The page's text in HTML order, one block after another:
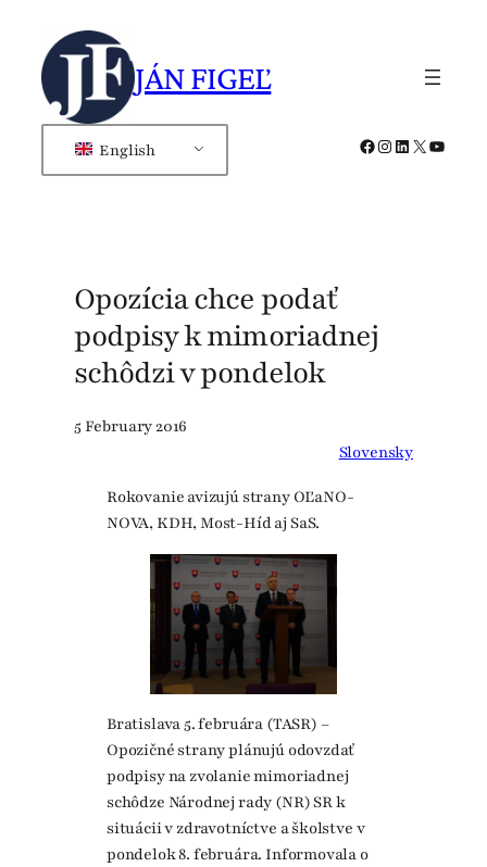
content
JÁN FIGEĽ
English Facebook
Instagram
LinkedIn
X
Opozícia chce podať
podpisy k mimoriadnej
schôdzi v pondelok
5 February 2016
Slovensky
Rokovanie avizujú strany OĽaNO-
NOVA, KDH, Most-Híd aj SaS.
Bratislava 5. februára (TASR) –
Opozičné strany plánujú odovzdať
podpisy na zvolanie mimoriadnej
schôdze Národnej rady (NR) SR k
situácii v zdravotníctve a školstve v
pondelok 8. februára. Informovala o